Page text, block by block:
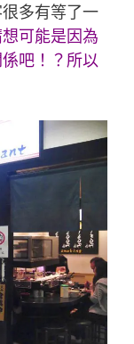
多有等了一
想可能是因為
吧！？所以